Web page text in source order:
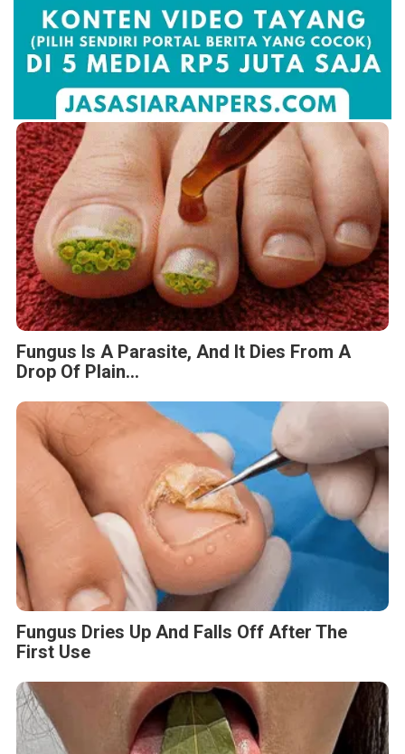
Fungus Is A Parasite, And It Dies From A
Drop Of Plain...
Fungus Dries Up And Falls Off After The
First Use